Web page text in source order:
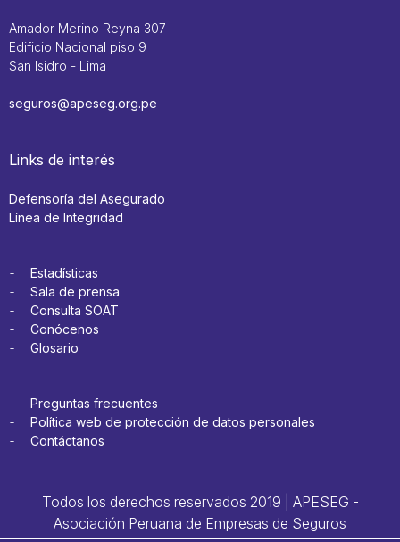
Amador Merino Reyna 307
Edificio Nacional piso 9
San Isidro - Lima
seguros@apeseg.org.pe
Links de interés
Defensoría del Asegurado
Línea de Integridad
Estadísticas
Sala de prensa
Consulta SOAT
Conócenos
Glosario
Preguntas frecuentes
Política web de protección de datos personales
Contáctanos
Todos los derechos reservados 2019 | APESEG -
Asociación Peruana de Empresas de Seguros